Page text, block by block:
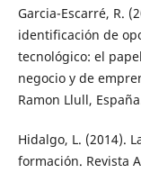
Garcia-Escarré, R.
identificación de
tecnológico: el
negocio y de
Ramon Llull,
Hidalgo, L. (2014).
formación. Revista